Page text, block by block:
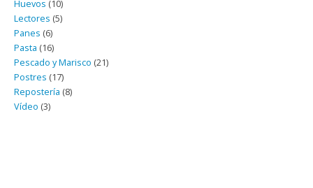
Huevos (10)
Lectores (5)
Panes (6)
Pasta (16)
Pescado y Marisco (21)
Postres (17)
Repostería (8)
Vídeo (3)